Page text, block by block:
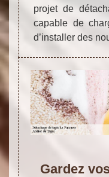
projet de
capable de
d’installer des
Gardez